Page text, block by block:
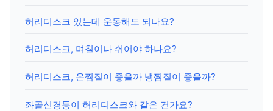
허리디스크 있는데 운동해도 되나요?
허리디스크, 며칠이나 쉬어야 하나요?
허리디스크, 온찜질이 좋을까 냉찜질이 좋을까?
좌골신경통이 허리디스크와 같은 건가요?